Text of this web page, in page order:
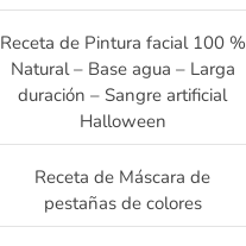
Receta de Pintura facial 100 %
Natural – Base agua – Larga
duración – Sangre artificial
Halloween
Receta de Máscara de
pestañas de colores